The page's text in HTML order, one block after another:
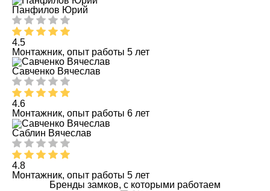
Панфилов Юрий
4.5
Монтажник, опыт работы 5 лет
Савченко Вячеслав
4.6
Монтажник, опыт работы 6 лет
Саблин Вячеслав
4.8
Монтажник, опыт работы 5 лет
Бренды замков, с которыми работаем